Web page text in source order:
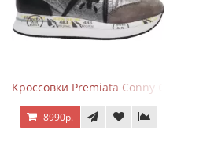
Кроссовки Premiata Conny Gray Brown
8990р.